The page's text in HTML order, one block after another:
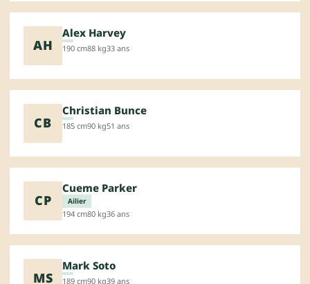
AH
Alex Harvey
190 cm88 kg33 ans
CB
Christian Bunce
185 cm90 kg51 ans
CP
Cueme Parker
Ailier
194 cm80 kg36 ans
MS
Mark Soto
189 cm90 kg39 ans